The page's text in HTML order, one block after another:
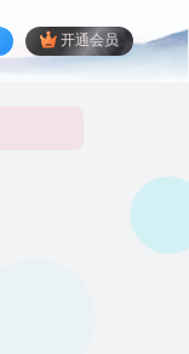
开通会员